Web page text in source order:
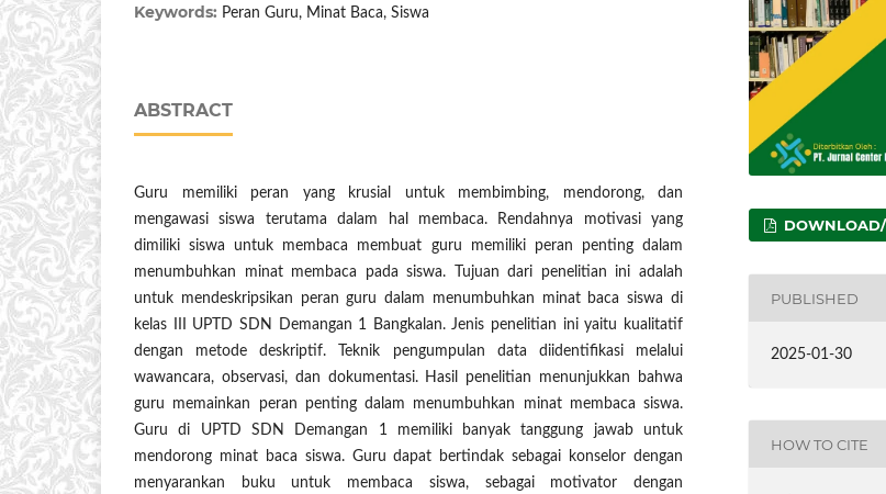
Keywords: Peran Guru, Minat Baca, Siswa
ABSTRACT
Guru memiliki peran yang krusial untuk membimbing, mendorong, dan
mengawasi siswa terutama dalam hal membaca. Rendahnya motivasi yang
dimiliki siswa untuk membaca membuat guru memiliki peran penting dalam
menumbuhkan minat membaca pada siswa. Tujuan dari penelitian ini adalah
untuk mendeskripsikan peran guru dalam menumbuhkan minat baca siswa di
kelas III UPTD SDN Demangan 1 Bangkalan. Jenis penelitian ini yaitu kualitatif
dengan metode deskriptif. Teknik pengumpulan data diidentifikasi melalui
wawancara, observasi, dan dokumentasi. Hasil penelitian menunjukkan bahwa
guru memainkan peran penting dalam menumbuhkan minat membaca siswa.
Guru di UPTD SDN Demangan 1 memiliki banyak tanggung jawab untuk
mendorong minat baca siswa. Guru dapat bertindak sebagai konselor dengan
menyarankan buku untuk membaca siswa, sebagai motivator dengan
PUBLISHED
2025-01-30
HOW TO CITE